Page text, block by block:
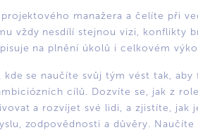
manažera a čelíte při
vždy nesdílí stejnou vizi, konflikty
na plnění úkolů i celkovém
kde se naučíte svůj tým vést tak,
cílů. Dozvíte se, jak z
a rozvíjet své lidi, a zjistíte, jak
zodpovědnosti a důvěry.